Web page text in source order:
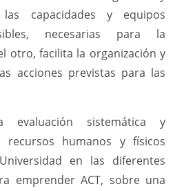
capacidades y equipos
necesarias para la
otro, facilita la organización y
acciones previstas para las
evaluación sistemática y
recursos humanos y físicos
en las diferentes
emprender ACT, sobre una